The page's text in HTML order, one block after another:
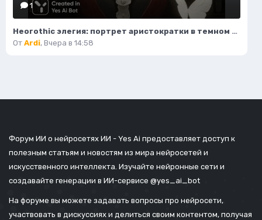
1
Неогothic элегия: портрет аристократки в темном величии библиотеки. Картинка из нейронной сети Миджорни
От Ardi, Вчера в 14:58
Форум ИИ о нейросетях ИИ - Yes Ai предоставляет доступ к
полезным статьям и новостям из мира нейросетей и
искусственного интеллекта. Изучайте нейронные сети и
создавайте генерации в ИИ-сервисе @yes_ai_bot
На форуме вы можете задавать вопросы про нейросети,
участвовать в дискуссиях и делиться своим контентом, получая